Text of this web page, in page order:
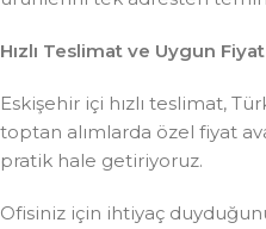
Hızlı Teslimat ve Uygun
Eskişehir içi hızlı teslimat,
toptan alımlarda özel fiyat
pratik hale getiriyoruz.
Ofisiniz için ihtiyaç